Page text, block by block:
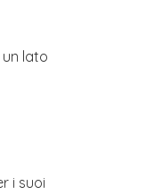
lato
i suoi